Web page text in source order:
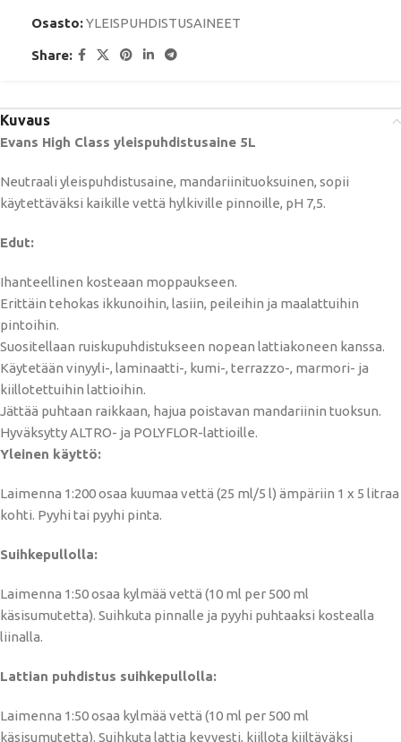
Osasto:YLEISPUHDISTUSAINEET
Share:
Kuvaus
Evans High Class yleispuhdistusaine 5L
Neutraali yleispuhdistusaine, mandariinituoksuinen, sopii
käytettäväksi kaikille vettä hylkiville pinnoille, pH 7,5.
Edut:
Ihanteellinen kosteaan moppaukseen.
Erittäin tehokas ikkunoihin, lasiin, peileihin ja maalattuihin
pintoihin.
Suositellaan ruiskupuhdistukseen nopean lattiakoneen kanssa.
Käytetään vinyyli-, laminaatti-, kumi-, terrazzo-, marmori- ja
kiillotettuihin lattioihin.
Jättää puhtaan raikkaan, hajua poistavan mandariinin tuoksun.
Hyväksytty ALTRO- ja POLYFLOR-lattioille.
Yleinen käyttö:
Laimenna 1:200 osaa kuumaa vettä (25 ml/5 l) ämpäriin 1 x 5 litraa
kohti. Pyyhi tai pyyhi pinta.
Suihkepullolla:
Laimenna 1:50 osaa kylmää vettä (10 ml per 500 ml
käsisumutetta). Suihkuta pinnalle ja pyyhi puhtaaksi kostealla
liinalla.
Lattian puhdistus suihkepullolla:
Laimenna 1:50 osaa kylmää vettä (10 ml per 500 ml
käsisumutetta). Suihkuta lattia kevyesti, kiillota kiiltäväksi